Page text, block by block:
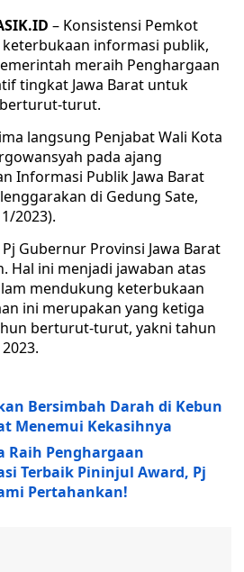
– Konsistensi Pemkot
keterbukaan informasi publik,
meraih Penghargaan
tingkat Jawa Barat untuk
turut.
langsung Penjabat Wali Kota
pada ajang
Informasi Publik Jawa Barat
di Gedung Sate,
2023).
Gubernur Provinsi Jawa Barat
Hal ini menjadi jawaban atas
mendukung keterbukaan
ini merupakan yang ketiga
berturut-turut, yakni tahun
Bersimbah Darah di Kebun
Menemui Kekasihnya
Raih Penghargaan
Terbaik Pininjul Award, Pj
Pertahankan!